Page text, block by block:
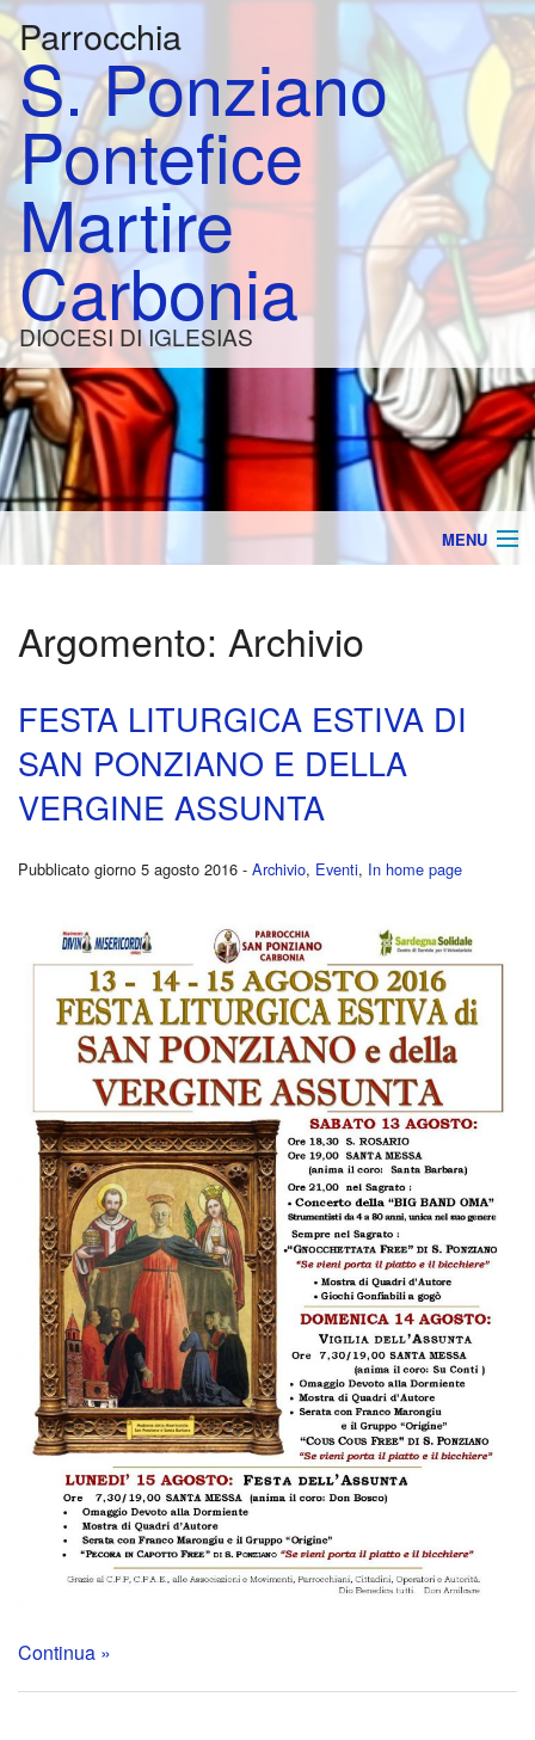
Parrocchia
S. Ponziano
Pontefice
Martire
Carbonia
DIOCESI DI IGLESIAS
MENU
AVVISI
BACHECA
Archivio
Ultime Notizie
Argomento: Archivio
FESTA LITURGICA ESTIVA DI
SAN PONZIANO E DELLA
VERGINE ASSUNTA
Pubblicato giorno 5 agosto 2016 - Archivio, Eventi, In home page
Continua »